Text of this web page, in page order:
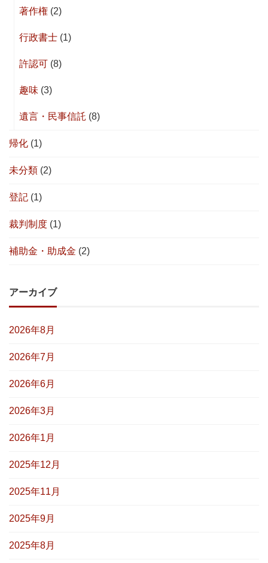
著作権 (2)
行政書士 (1)
許認可 (8)
趣味 (3)
遺言・民事信託 (8)
帰化 (1)
未分類 (2)
登記 (1)
裁判制度 (1)
補助金・助成金 (2)
アーカイブ
2026年8月
2026年7月
2026年6月
2026年3月
2026年1月
2025年12月
2025年11月
2025年9月
2025年8月